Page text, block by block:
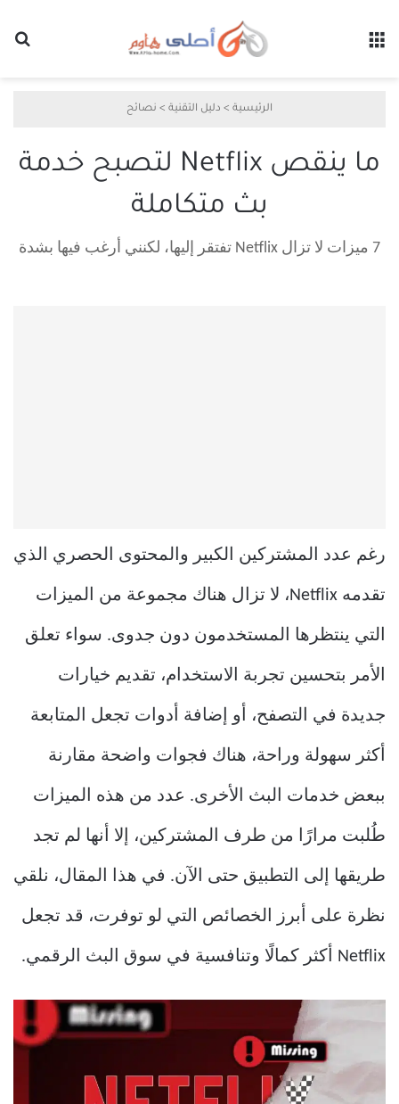
الرئيسية > دليل التقنية > نصائح
ما ينقص Netflix لتصبح خدمة
بث متكاملة
7 ميزات لا تزال Netflix تفتقر إليها، لكنني أرغب فيها بشدة
رغم عدد المشتركين الكبير والمحتوى الحصري الذي
تقدمه Netflix، لا تزال هناك مجموعة من الميزات
التي ينتظرها المستخدمون دون جدوى. سواء تعلق
الأمر بتحسين تجربة الاستخدام، تقديم خيارات
جديدة في التصفح، أو إضافة أدوات تجعل المتابعة
أكثر سهولة وراحة، هناك فجوات واضحة مقارنة
ببعض خدمات البث الأخرى. عدد من هذه الميزات
طُلبت مرارًا من طرف المشتركين، إلا أنها لم تجد
طريقها إلى التطبيق حتى الآن. في هذا المقال، نلقي
نظرة على أبرز الخصائص التي لو توفرت، قد تجعل
Netflix أكثر كمالًا وتنافسية في سوق البث الرقمي.